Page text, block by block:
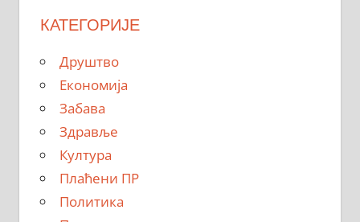
КАТЕГОРИЈЕ
Друштво
Економија
Забава
Здравље
Култура
Плаћени ПР
Политика